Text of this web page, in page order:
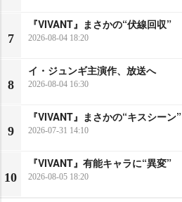
7
『VIVANT』まさかの“伏線回収”
2026-08-04 18:20
8
イ・ジュンギ主演作、放送へ
2026-08-04 16:30
9
『VIVANT』まさかの“キスシーン”
2026-07-31 14:10
10
『VIVANT』有能キャラに“異変”
2026-08-05 18:20